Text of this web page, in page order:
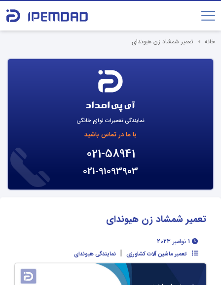
خانه تعمیر شمشاد زن هیوندای
نمایندگی تعمیرات لوازم خانگی
با ما در تماس باشید
021-58941
021-91093903
تعمیر شمشاد زن هیوندای
تعمیر ماشین آلات کشاورزی | نمایندگی هیوندای